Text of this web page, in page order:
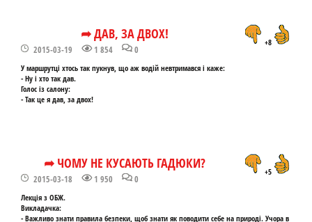
➦ ДАВ, ЗА ДВОХ!
2015-03-19 1 854 0
+8
У маршрутцi хтось так пукнув, що аж водiй невтримався i каже:
- Ну i хто так дав.
Голос iз салону:
- Так це я дав, за двох!
➦ ЧОМУ НЕ КУСАЮТЬ ГАДЮКИ?
2015-03-18 1 950 0
+5
Лекція з ОБЖ.
Викладачка:
- Важливо знати правила безпеки, щоб знати як поводити себе на природі. Учора в